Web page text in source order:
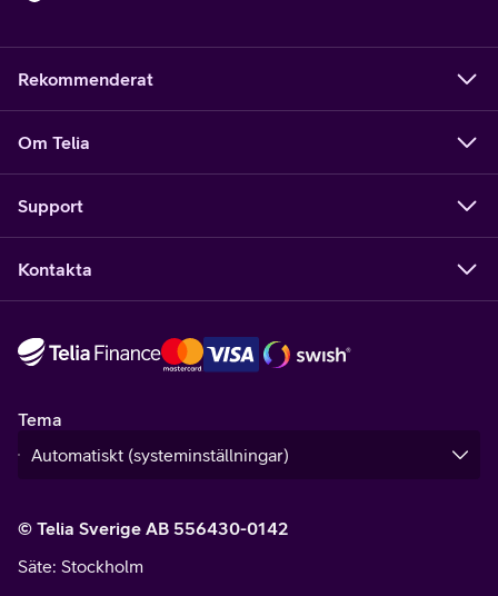
Rekommenderat
Om Telia
Support
Kontakta
Tema
© Telia Sverige AB 556430-0142
Säte: Stockholm